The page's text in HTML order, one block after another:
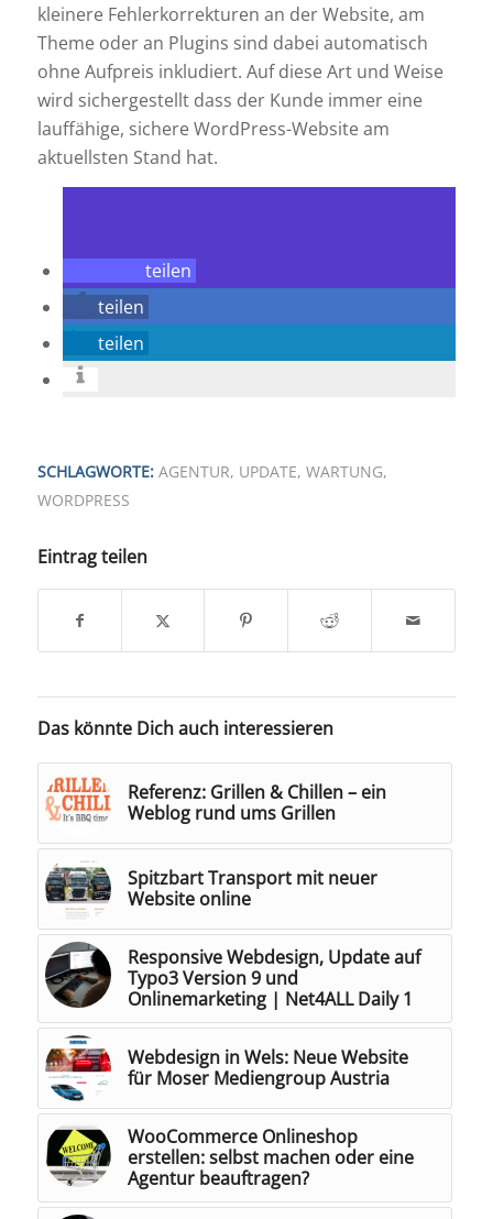
kleinere Fehlerkorrekturen an der Website, am
Theme oder an Plugins sind dabei automatisch
ohne Aufpreis inkludiert. Auf diese Art und Weise
wird sichergestellt dass der Kunde immer eine
lauffähige, sichere WordPress-Website am
aktuellsten Stand hat.
teilen
teilen
teilen
SCHLAGWORTE: AGENTUR, UPDATE, WARTUNG,
WORDPRESS
Eintrag teilen
Das könnte Dich auch interessieren
Referenz: Grillen & Chillen – ein
Weblog rund ums Grillen
Spitzbart Transport mit neuer
Website online
Responsive Webdesign, Update auf
Typo3 Version 9 und
Onlinemarketing | Net4ALL Daily 1
Webdesign in Wels: Neue Website
für Moser Mediengroup Austria
WooCommerce Onlineshop
erstellen: selbst machen oder eine
Agentur beauftragen?